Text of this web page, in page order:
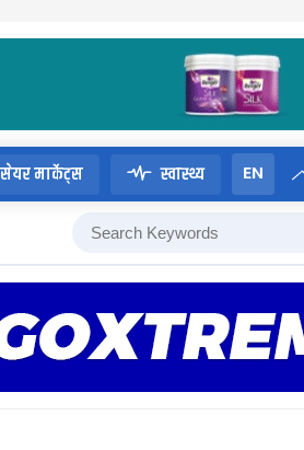
सेयर मार्केट्स स्वास्थ्य EN